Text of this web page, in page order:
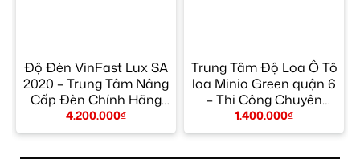
Độ Đèn VinFast Lux SA
2020 – Trung Tâm Nâng
Cấp Đèn Chính Hãng
TPHCM
4.200.000₫
Trung Tâm Độ Loa Ô Tô
loa Minio Green quận 6
– Thi Công Chuyên
Nghiệp
1.400.000₫